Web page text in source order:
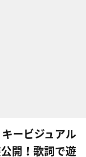
ービジュアル
開！歌詞で遊